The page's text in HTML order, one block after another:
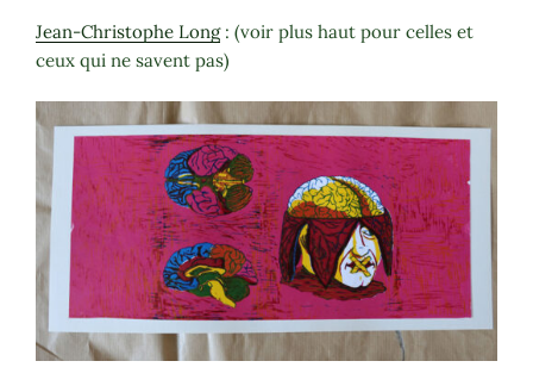
Jean-Christophe Long: (voir plus haut pour celles et
ceux qui ne savent pas)